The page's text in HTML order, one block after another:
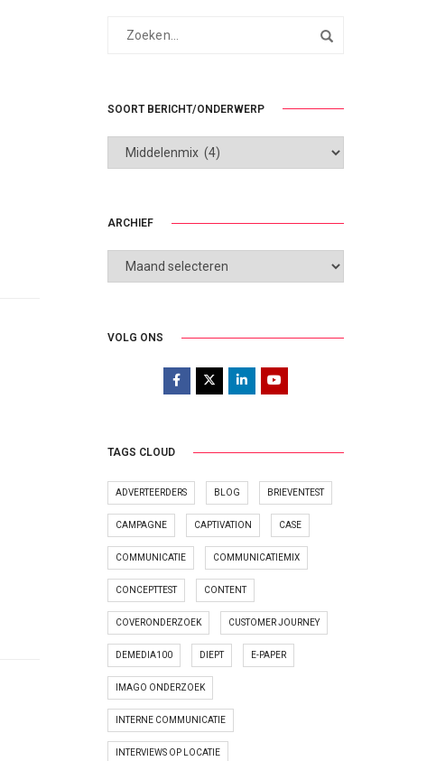
SOORT BERICHT/ONDERWERP
SOORT
BERICHT/ONDERWERP
ARCHIEF
ARCHIEF
VOLG ONS
TAGS CLOUD
ADVERTEERDERS BLOG BRIEVENTEST
CAMPAGNE CAPTIVATION CASE
COMMUNICATIE COMMUNICATIEMIX
CONCEPTTEST CONTENT
COVERONDERZOEK CUSTOMER JOURNEY
DEMEDIA100 DIEPT E-PAPER
IMAGO ONDERZOEK
INTERNE COMMUNICATIE
INTERVIEWS OP LOCATIE